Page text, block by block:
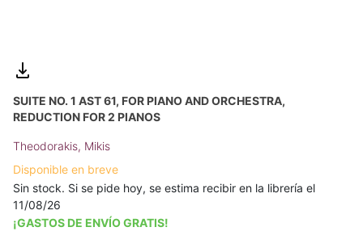
SUITE NO. 1 AST 61, FOR PIANO AND ORCHESTRA,
REDUCTION FOR 2 PIANOS
Theodorakis, Mikis
Disponible en breve
Sin stock. Si se pide hoy, se estima recibir en la librería el
11/08/26
¡GASTOS DE ENVÍO GRATIS!